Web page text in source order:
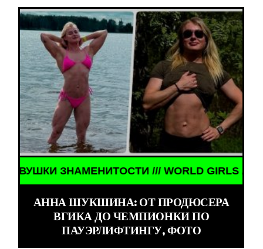
/// WORLD GIRLS /// ДЕВУШКИ
АННА ШУКШИНА: ОТ ПРОДЮСЕРА
ВГИКА ДО ЧЕМПИОНКИ ПО
ПАУЭРЛИФТИНГУ, ФОТО